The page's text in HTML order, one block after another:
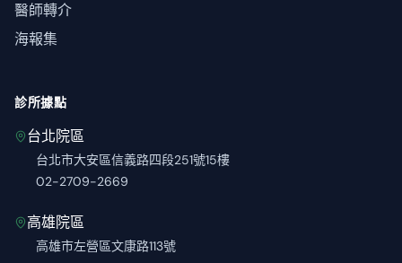
醫師轉介
海報集
診所據點
台北院區
台北市大安區信義路四段251號15樓
02-2709-2669
高雄院區
高雄市左營區文康路113號